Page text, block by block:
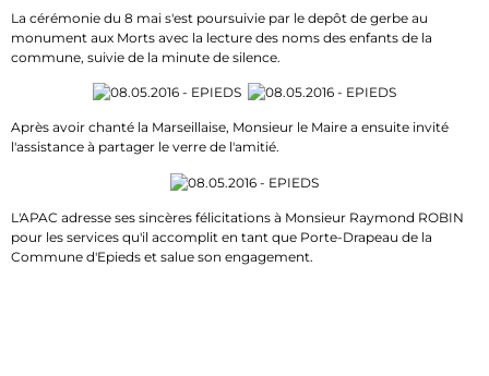
La cérémonie du 8 mai s'est poursuivie par le depôt de gerbe au
monument aux Morts avec la lecture des noms des enfants de la
commune, suivie de la minute de silence.
Après avoir chanté la Marseillaise, Monsieur le Maire a ensuite invité
l'assistance à partager le verre de l'amitié.
L'APAC adresse ses sincères félicitations à Monsieur Raymond ROBIN
pour les services qu'il accomplit en tant que Porte-Drapeau de la
Commune d'Epieds et salue son engagement.